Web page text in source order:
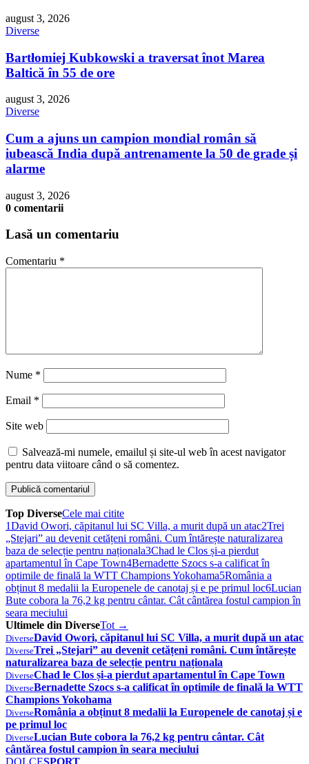
august 3, 2026
Diverse
Bartłomiej Kubkowski a traversat înot Marea
Baltică în 55 de ore
august 3, 2026
Diverse
Cum a ajuns un campion mondial român să
iubească India după antrenamente la 50 de grade și
alarme
august 3, 2026
0 comentarii
Lasă un comentariu
Comentariu *
Nume *
Email *
Site web
Salvează-mi numele, emailul și site-ul web în acest navigator
pentru data viitoare când o să comentez.
Top DiverseCele mai citite
1David Owori, căpitanul lui SC Villa, a murit după un atac2Trei
„Stejari” au devenit cetățeni români. Cum întărește naturalizarea
baza de selecție pentru naționala3Chad le Clos și-a pierdut
apartamentul în Cape Town4Bernadette Szocs s-a calificat în
optimile de finală la WTT Champions Yokohama5România a
obținut 8 medalii la Europenele de canotaj și e pe primul loc6Lucian
Bute cobora la 76,2 kg pentru cântar. Cât cântărea fostul campion în
seara meciului
Ultimele din DiverseTot →
DiverseDavid Owori, căpitanul lui SC Villa, a murit după un atac
DiverseTrei „Stejari” au devenit cetățeni români. Cum întărește
naturalizarea baza de selecție pentru naționala
DiverseChad le Clos și-a pierdut apartamentul în Cape Town
DiverseBernadette Szocs s-a calificat în optimile de finală la WTT
Champions Yokohama
DiverseRomânia a obținut 8 medalii la Europenele de canotaj și e
pe primul loc
DiverseLucian Bute cobora la 76,2 kg pentru cântar. Cât
cântărea fostul campion în seara meciului